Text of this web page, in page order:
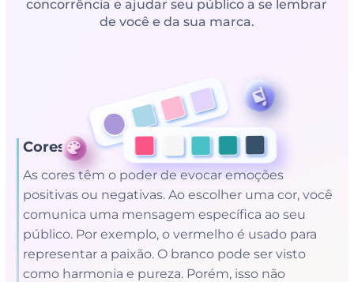
concorrência e ajudar seu público a se lembrar
de você e da sua marca.
Cores
As cores têm o poder de evocar emoções
positivas ou negativas. Ao escolher uma cor, você
comunica uma mensagem específica ao seu
público. Por exemplo, o vermelho é usado para
representar a paixão. O branco pode ser visto
como harmonia e pureza. Porém, isso não